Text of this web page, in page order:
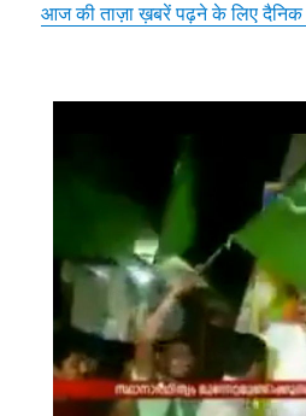
आज की ताज़ा ख़बरें पढ़ने के लिए